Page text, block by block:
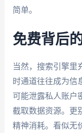
简单。
免费背后
当然，搜索引擎里
时通道往往成为信
可能泄露私人账户
截取数据资源。更
精神消耗。看似无